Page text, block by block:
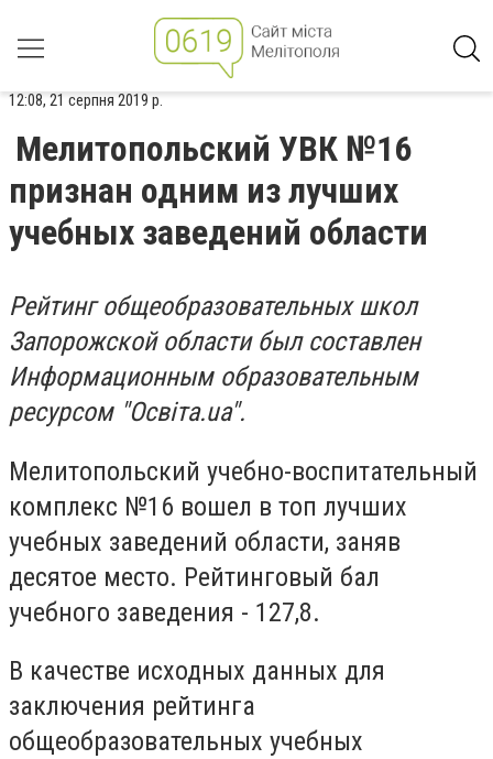
12:08, 21 серпня 2019 р.
Мелитопольский УВК №16
признан одним из лучших
учебных заведений области
Рейтинг общеобразовательных школ
Запорожской области был составлен
Информационным образовательным
ресурсом "Освіта.ua".
Мелитопольский учебно-воспитательный
комплекс №16 вошел в топ лучших
учебных заведений области, заняв
десятое место. Рейтинговый бал
учебного заведения - 127,8.
В качестве исходных данных для
заключения рейтинга
общеобразовательных учебных